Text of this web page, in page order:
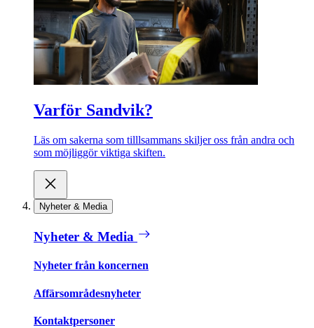
Varför Sandvik?
Läs om sakerna som tilllsammans skiljer oss från andra och
som möjliggör viktiga skiften.
Nyheter & Media
Nyheter & Media
Nyheter från koncernen
Affärsområdesnyheter
Kontaktpersoner